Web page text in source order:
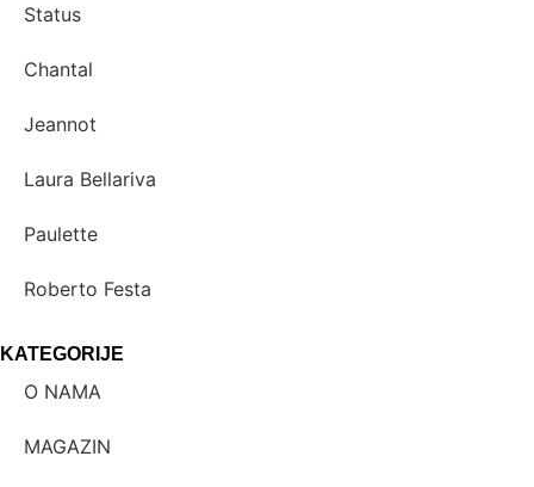
Status
Chantal
Jeannot
Laura Bellariva
Paulette
Roberto Festa
KATEGORIJE
O NAMA
MAGAZIN